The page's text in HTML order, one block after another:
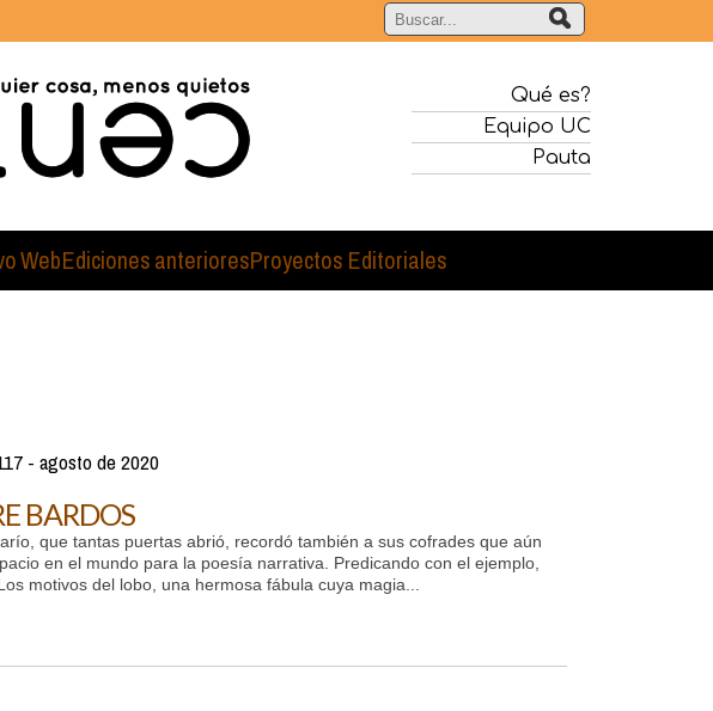
Qué es?
Equipo UC
Pauta
WebEdiciones anterioresProyectos Editoriales
- agosto de 2020
BARDOS
que tantas puertas abrió, recordó también a sus cofrades que aún
en el mundo para la poesía narrativa. Predicando con el ejemplo,
motivos del lobo, una hermosa fábula cuya magia...